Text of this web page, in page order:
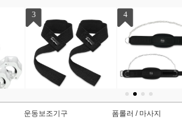
프팅 딥스 풀업 턱걸이
허리보호대 트레이닝
운동보조기구 폼롤러 / 마사지